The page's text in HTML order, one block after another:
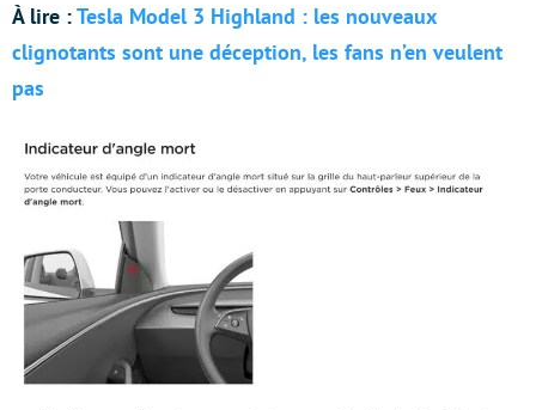
À lire :Tesla Model 3 Highland : les nouveaux
clignotants sont une déception, les fans n’en veulent
pas